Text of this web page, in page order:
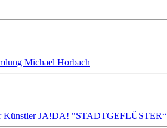
Michael Horbach
Künstler JA!DA! "STADTGEFLÜSTER“